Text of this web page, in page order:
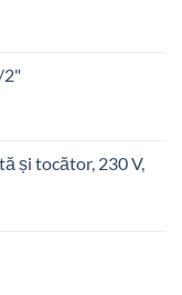
2"
și tocător, 230 V,